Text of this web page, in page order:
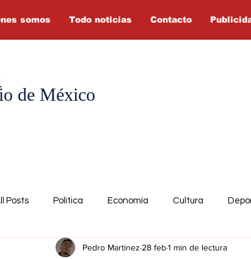
somos Todo noticias Contacto
de México
Posts Política Economía Cultura
Pedro Martinez 28 feb1 min de lectura